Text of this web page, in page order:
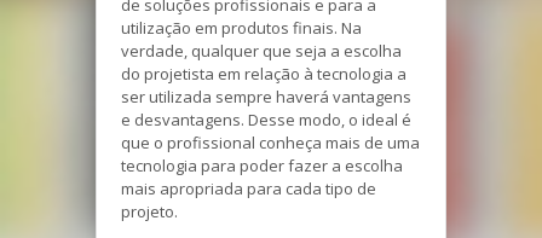
de soluções profissionais e para a
utilização em produtos finais. Na
verdade, qualquer que seja a escolha
do projetista em relação à tecnologia a
ser utilizada sempre haverá vantagens
e desvantagens. Desse modo, o ideal é
que o profissional conheça mais de uma
tecnologia para poder fazer a escolha
mais apropriada para cada tipo de
projeto.